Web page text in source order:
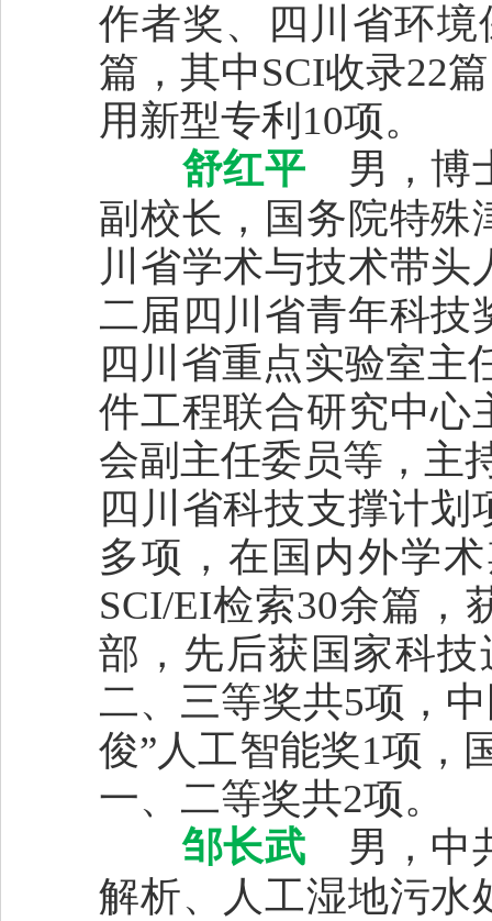
作者奖、四川省环
篇，其中SCI收录22
用新型专利10项。
舒红平 男，博
副校长，国务院特殊
川省学术与技术带
二届四川省青年科技
四川省重点实验室主
件工程联合研究中心
会副主任委员等，主
四川省科技支撑计
多项，在国内外学
SCI/EI检索30余篇，
部，先后获国家科
二、三等奖共5项，
俊”人工智能奖1项，
一、二等奖共2项。
邹长武 男，中
解析、人工湿地污水